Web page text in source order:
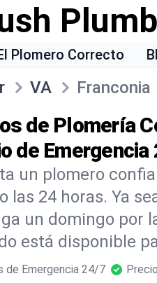
Plomero Correcto
VA Franconia
de Plomería
de Emergencia
un plomero
las 24 horas. Ya
un domingo por
está disponible
de Emergencia 24/7